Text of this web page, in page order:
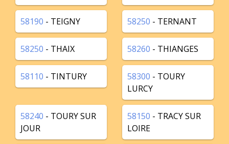
58190 - TEIGNY 58250 - TERNANT
58250 - THAIX 58260 - THIANGES
58110 - TINTURY 58300 - TOURY
LURCY
58240 - TOURY SUR
JOUR
58150 - TRACY SUR
LOIRE